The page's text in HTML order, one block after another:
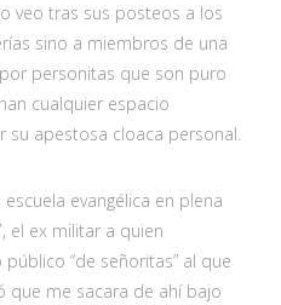
veo tras sus posteos a los
sino a miembros de una
personitas que son puro
cualquier espacio
apestosa cloaca personal.
evangélica en plena
el ex militar a quien
“de señoritas” al que
que me sacara de ahí bajo